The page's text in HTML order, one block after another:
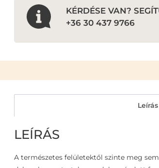
KÉRDÉSE VAN?
+36 30 437 9766
Leírás
LEÍRÁS
A természetes felületektől szinte meg